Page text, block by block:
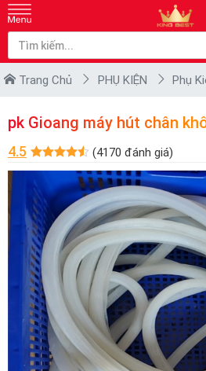
Trang Chủ PHỤ KIỆN Phụ
pk Gioang máy hút chân
4.5 (4170 đánh giá)